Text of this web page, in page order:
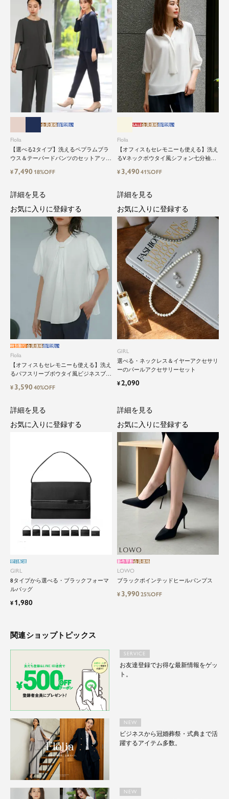
鮮度アップを重ねつづける、大人の女
性のためのスーツファッション
オフィスやマザーシーンで活躍するセレモニース
ーツ。気負わずに着て頂ける素敵な一枚...それが
Floliaの提案するスーツです。
品よく艶やかに着こなすことのできる女性らしい
セットアップから、故人を偲ぶのに相応しい洗練
感のあるブラックフォーマルまで幅広くご提案さ
せて頂きます。
Flolia
【選べる2タイプ】洗えるペプラムブラ
ウス＆テーパードパンツのセットアップ
会員価格自宅洗い
¥7,490 18%OFF
Flolia
【オフィスもセレモニーも使える】洗え
るVネックボウタイ風シフォン七分袖ビ
SALE会員価格自宅洗い
¥ 3,49041%OFF
Flolia
【オフィスもセレモニーも使える】洗え
るパフスリーブボウタイ風ビジネスブラ
特別割引会員価格自宅洗い
¥ 3,59040%OFF
詳細を見る
お気に入りに登録する
GIRL
選べる・ネックレス＆イヤーアクセサリ
ーのパールアクセサリーセット
¥2,090
詳細を見る
お気に入りに登録する
GIRL
8タイプから選べる・ブラックフォーマ
ルバッグ
翌日配送
¥ 1,980
詳細を見る
お気に入りに登録する
LOWO
ブラックポインテッドヒールパンプス
新作早割会員価格
¥ 3,99025%OFF
詳細を見る
お気に入りに登録する
関連ショップトピックス
SERVICE
お友達登録でお得な最新情報をゲッ
ト。
NEW
ビジネスから冠婚葬祭・式典まで活
躍するアイテム多数。
NEW